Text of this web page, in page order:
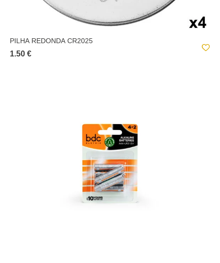
PILHA REDONDA CR2025
1.50 €